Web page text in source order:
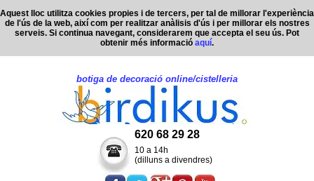
botiga de decoració online/cistelleria
620 68 29 28
10 a 14h
(dilluns a divendres)
Aquest lloc utilitza cookies propies i de tercers, per tal de millorar l'experiència
de l'ús de la web, així com per realitzar anàlisis d'ús i per millorar els nostres
serveis. Si continua navegant, considerarem que accepta el seu ús. Pot
obtenir més informació aquí.